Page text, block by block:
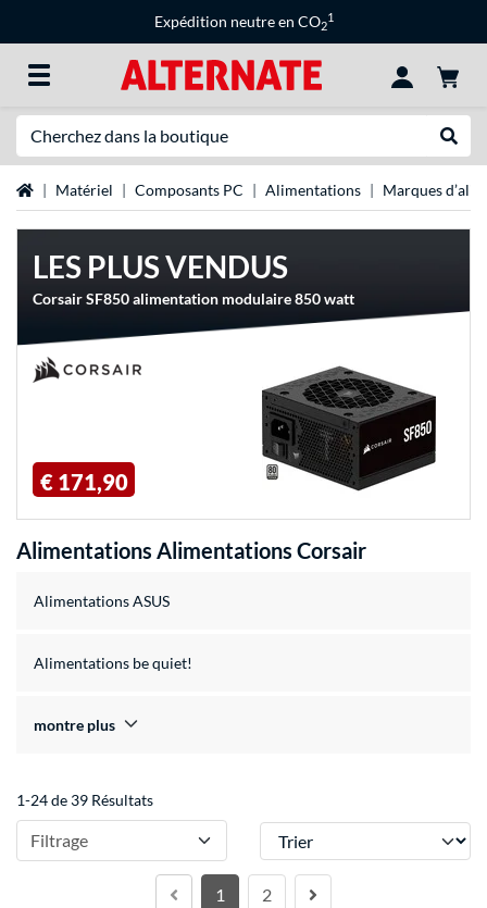
Expédition neutre en CO2
1
Page d'accueil
Matériel Composants PC Alimentations Marques
LES PLUS VENDUS
Corsair SF850 alimentation modulaire 850 watt
€ 171,90
Alimentations Alimentations Corsair
Alimentations ASUS
Alimentations be quiet!
montre plus
1-24 de 39 Résultats
Filtrage Trier
1 2